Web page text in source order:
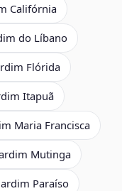
Califórnia
do Líbano
Flórida
Itapuã
Maria Francisca
Mutinga
Paraíso